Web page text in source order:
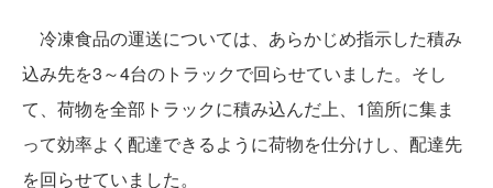
冷凍食品の運送については、あらかじめ指示した積み
込み先を3～4台のトラックで回らせていました。そし
て、荷物を全部トラックに積み込んだ上、1箇所に集ま
って効率よく配達できるように荷物を仕分けし、配達先
を回らせていました。